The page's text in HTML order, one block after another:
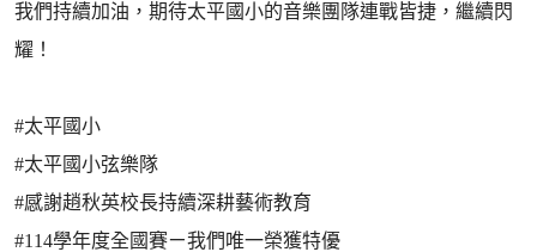
我們持續加油，期待太平國小的音樂團隊連戰皆捷，繼續閃
耀！
#太平國小
#太平國小弦樂隊
#感謝趙秋英校長持續深耕藝術教育
#114學年度全國賽ㄧ我們唯一榮獲特優